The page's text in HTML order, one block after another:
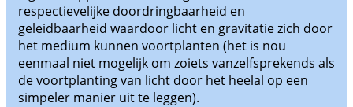
respectievelijke doordringbaarheid en
geleidbaarheid waardoor licht en gravitatie zich door
het medium kunnen voortplanten (het is nou
eenmaal niet mogelijk om zoiets vanzelfsprekends als
de voortplanting van licht door het heelal op een
simpeler manier uit te leggen).